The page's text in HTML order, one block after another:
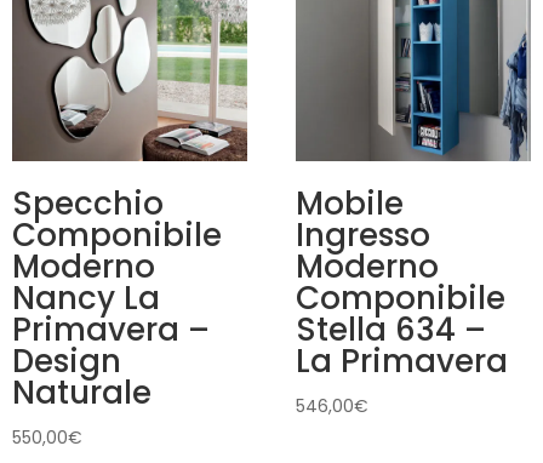
Specchio
Componibile
Moderno
Nancy La
Primavera –
Design
Naturale
550,00€
Mobile
Ingresso
Moderno
Componibile
Stella 634 –
La Primavera
546,00€